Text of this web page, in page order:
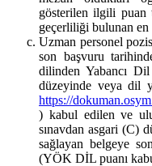
gösterilen ilgili puan
geçerliliği bulunan en
Uzman personel
son başvuru
dilinden Yabancı
düzeyinde veya dil
https://
) kabul edilen ve
sınavdan asgari (C)
sağlayan belgeye
(YÖK DİL puanı